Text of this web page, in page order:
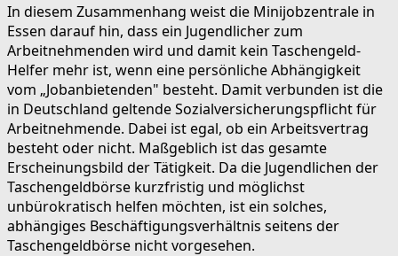
In diesem Zusammenhang weist die Minijobzentrale in
Essen darauf hin, dass ein Jugendlicher zum
Arbeitnehmenden wird und damit kein Taschengeld-
Helfer mehr ist, wenn eine persönliche Abhängigkeit
vom „Jobanbietenden" besteht. Damit verbunden ist die
in Deutschland geltende Sozialversicherungspflicht für
Arbeitnehmende. Dabei ist egal, ob ein Arbeitsvertrag
besteht oder nicht. Maßgeblich ist das gesamte
Erscheinungsbild der Tätigkeit. Da die Jugendlichen der
Taschengeldbörse kurzfristig und möglichst
unbürokratisch helfen möchten, ist ein solches,
abhängiges Beschäftigungsverhältnis seitens der
Taschengeldbörse nicht vorgesehen.